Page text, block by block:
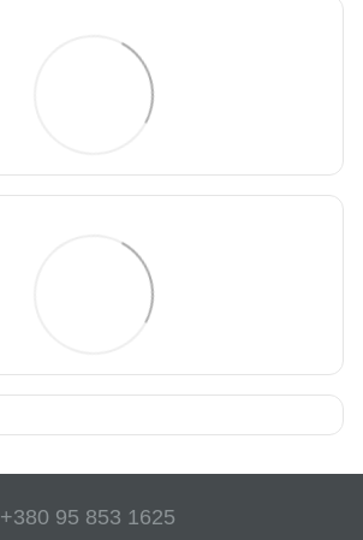
+380 95 853 1625